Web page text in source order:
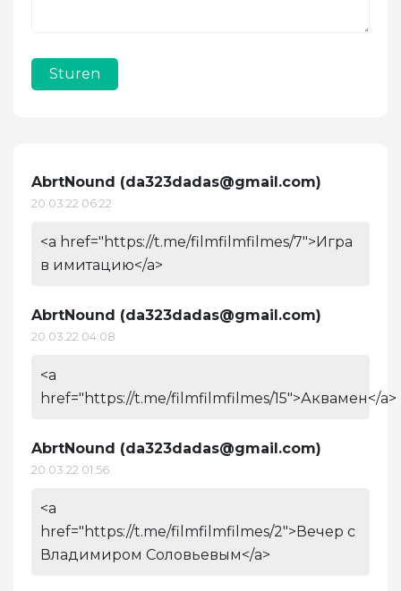
Sturen
AbrtNound (da323dadas@gmail.com)
20.03.22 06:22
<a href="https://t.me/filmfilmfilmes/7">Игра
в имитацию</a>
AbrtNound (da323dadas@gmail.com)
20.03.22 04:08
<a
href="https://t.me/filmfilmfilmes/15">Аквамен</a>
AbrtNound (da323dadas@gmail.com)
20.03.22 01:56
<a
href="https://t.me/filmfilmfilmes/2">Вечер с
Владимиром Соловьевым</a>